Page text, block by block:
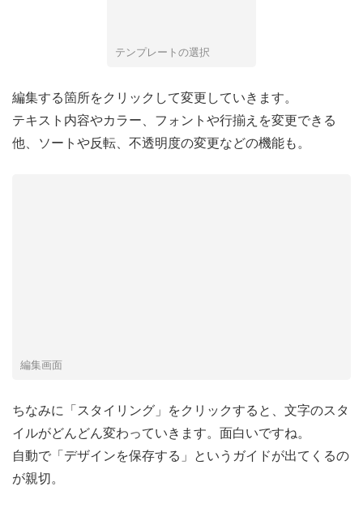
テンプレートの選択
編集する箇所をクリックして変更していきます。
テキスト内容やカラー、フォントや行揃えを変更できる
他、ソートや反転、不透明度の変更などの機能も。
編集画面
ちなみに「スタイリング」をクリックすると、文字のスタ
イルがどんどん変わっていきます。面白いですね。
自動で「デザインを保存する」というガイドが出てくるの
が親切。